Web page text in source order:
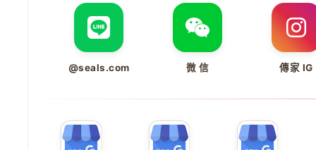
@seals.com 微 信 傳家 IG